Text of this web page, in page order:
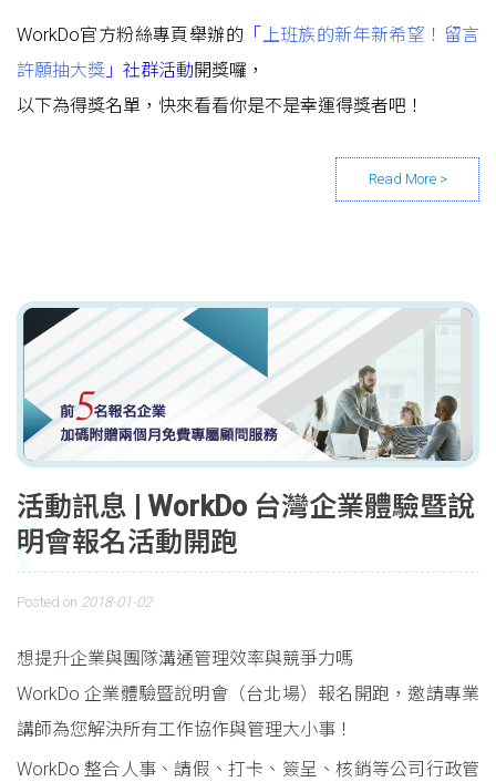
WorkDo官方粉絲專頁舉辦的 「 上班族的新年新希望！留言
許願抽大獎 」社群活動開獎囉，
以下為得獎名單，快來看看你是不是幸運得獎者吧！
活動訊息 | WorkDo 台灣企業體驗暨說
明會報名活動開跑
Posted on 2018-01-02
想提升企業與團隊溝通管理效率與競爭力嗎
WorkDo 企業體驗暨說明會（台北場）報名開跑，邀請專業
講師為您解決所有工作協作與管理大小事！
WorkDo 整合人事、請假、打卡、簽呈、核銷等公司行政管